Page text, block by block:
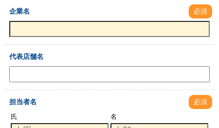
企業名 必須
代表店舗名
担当者名 必須
氏 名